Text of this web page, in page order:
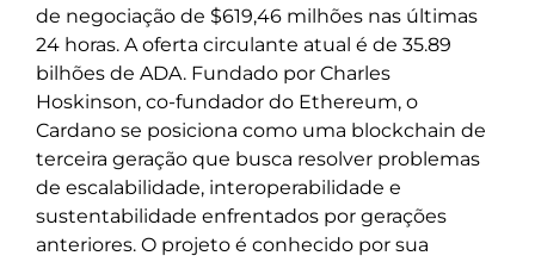
de negociação de $619,46 milhões nas últimas
24 horas. A oferta circulante atual é de 35.89
bilhões de ADA. Fundado por Charles
Hoskinson, co-fundador do Ethereum, o
Cardano se posiciona como uma blockchain de
terceira geração que busca resolver problemas
de escalabilidade, interoperabilidade e
sustentabilidade enfrentados por gerações
anteriores. O projeto é conhecido por sua